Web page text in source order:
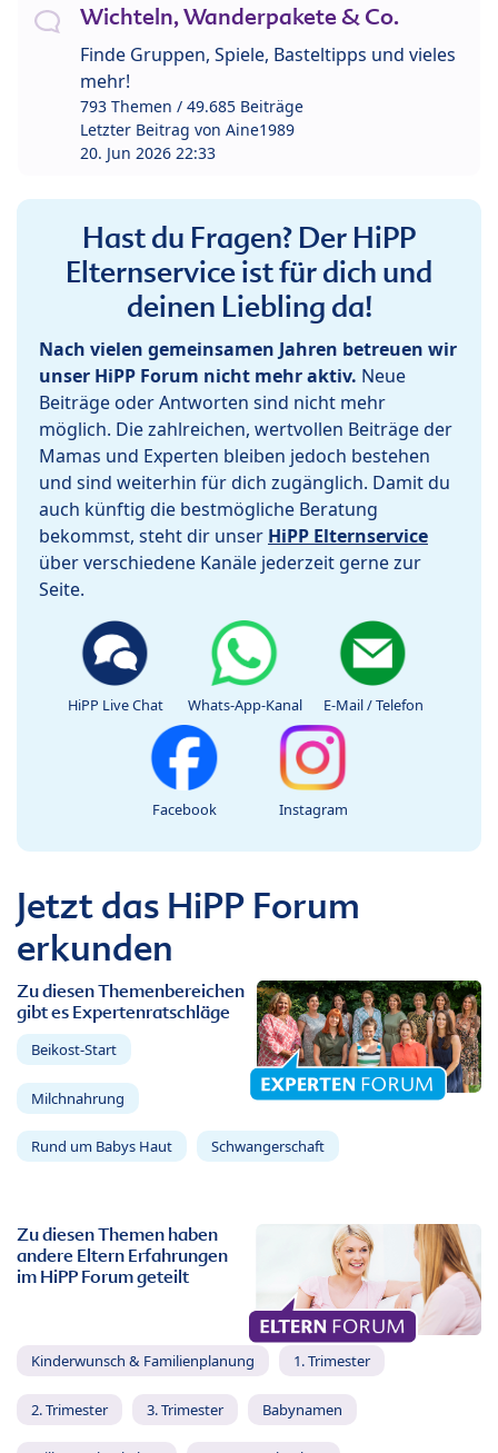
Wichteln, Wanderpakete & Co.
Finde Gruppen, Spiele, Basteltipps und vieles
mehr!
793 Themen / 49.685 Beiträge
Letzter Beitrag von Aine1989
20. Jun 2026 22:33
Hast du Fragen? Der HiPP
Elternservice ist für dich und
deinen Liebling da!
Nach vielen gemeinsamen Jahren betreuen wir
unser HiPP Forum nicht mehr aktiv. Neue
Beiträge oder Antworten sind nicht mehr
möglich. Die zahlreichen, wertvollen Beiträge der
Mamas und Experten bleiben jedoch bestehen
und sind weiterhin für dich zugänglich. Damit du
auch künftig die bestmögliche Beratung
bekommst, steht dir unser HiPP Elternservice
über verschiedene Kanäle jederzeit gerne zur
Seite.
HiPP Live Chat Whats-App-Kanal E-Mail / Telefon
Facebook Instagram
Jetzt das HiPP Forum
erkunden
Zu diesen Themenbereichen
gibt es Expertenratschläge
Beikost-Start
Milchnahrung
Rund um Babys Haut Schwangerschaft
Zu diesen Themen haben
andere Eltern Erfahrungen
im HiPP Forum geteilt
Kinderwunsch & Familienplanung 1. Trimester
2. Trimester 3. Trimester Babynamen